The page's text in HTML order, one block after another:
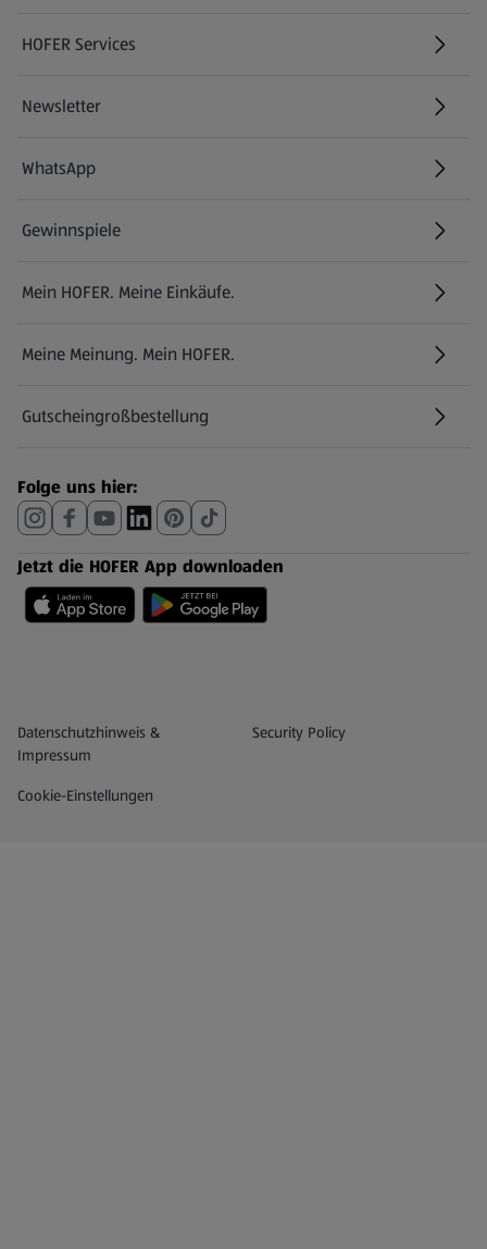
HOFER Services
Newsletter
WhatsApp
Gewinnspiele
Mein HOFER. Meine Einkäufe.
Meine Meinung. Mein HOFER.
Gutscheingroßbestellung
(öffnet in einem neuen Tab)
Folge uns hier:
Jetzt die HOFER App downloaden
Datenschutz- und Richtlinienmenü
Datenschutzhinweis &
Impressum
Security Policy
(öffnet in einem neuen Tab)
Cookie-Einstellungen